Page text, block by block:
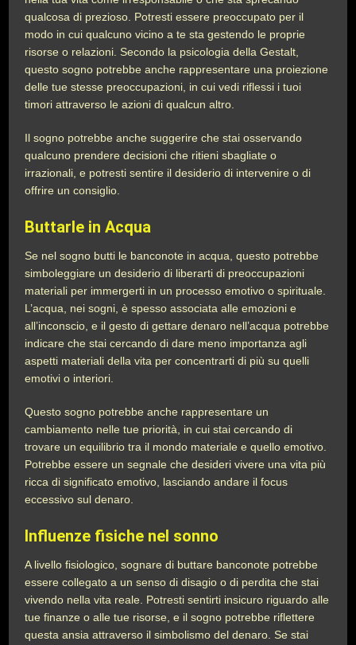
qualcosa di prezioso. Potresti essere preoccupato per il
modo in cui qualcuno vicino a te sta gestendo le proprie
risorse o relazioni. Secondo la psicologia della Gestalt,
questo sogno potrebbe anche rappresentare una proiezione
delle tue stesse preoccupazioni, in cui vedi riflessi i tuoi
timori attraverso le azioni di qualcun altro.
Il sogno potrebbe anche suggerire che stai osservando
qualcuno prendere decisioni che ritieni sbagliate o
irrazionali, e potresti sentire il desiderio di intervenire o di
offrire un consiglio.
Buttarle in Acqua
Se nel sogno butti le banconote in acqua, questo potrebbe
simboleggiare un desiderio di liberarti di preoccupazioni
materiali per immergerti in un processo emotivo o spirituale.
L’acqua, nei sogni, è spesso associata alle emozioni e
all’inconscio, e il gesto di gettare denaro nell’acqua potrebbe
indicare che stai cercando di dare meno importanza agli
aspetti materiali della vita per concentrarti di più su quelli
emotivi o interiori.
Questo sogno potrebbe anche rappresentare un
cambiamento nelle tue priorità, in cui stai cercando di
trovare un equilibrio tra il mondo materiale e quello emotivo.
Potrebbe essere un segnale che desideri vivere una vita più
ricca di significato emotivo, lasciando andare il focus
eccessivo sul denaro.
Influenze fisiche nel sonno
A livello fisiologico, sognare di buttare banconote potrebbe
essere collegato a un senso di disagio o di perdita che stai
vivendo nella vita reale. Potresti sentirti insicuro riguardo alle
tue finanze o alle tue risorse, e il sogno potrebbe riflettere
questa ansia attraverso il simbolismo del denaro. Se stai